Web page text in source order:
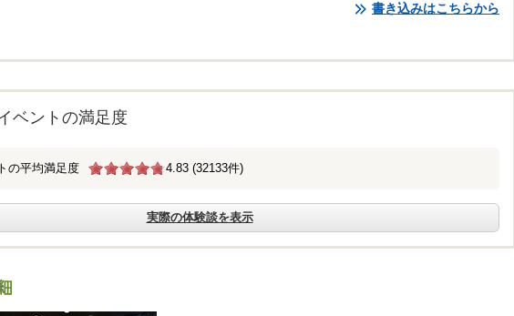
書き込みはこちらから
ベントの満足度
の平均満足度 4.83 (32133件)
実際の体験談を表示